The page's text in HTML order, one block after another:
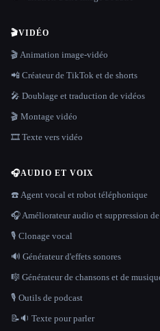
🎬VIDÉO
🎬 Animation image-vidéo
📲 Créateur de TikTok et de shorts
🎤 Doublage et traduction de vidéos
🎬 Montage vidéo
🎞️ Texte vers vidéo
🎧AUDIO ET VOIX
☎️ Agent vocal et robot téléphonique
🎧 Améliorateur audio et suppression
🎙️ Clonage vocal
🔊 Générateur d'effets sonores
🎼 Générateur de chansons et de
🎙️ Outils de podcast
📝🔉 Texte pour parler